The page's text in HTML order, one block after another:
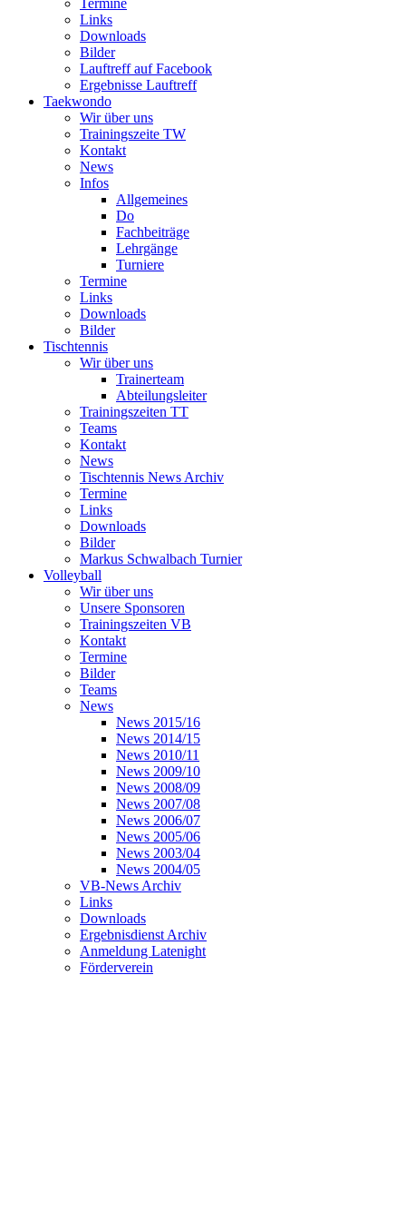
Links
Downloads
Bilder
Lauftreff auf Facebook
Ergebnisse Lauftreff
Taekwondo
Wir über uns
Trainingszeite TW
Kontakt
News
Infos
Allgemeines
Do
Fachbeiträge
Lehrgänge
Turniere
Termine
Links
Downloads
Bilder
Tischtennis
Wir über uns
Trainerteam
Abteilungsleiter
Trainingszeiten TT
Teams
Kontakt
News
Tischtennis News Archiv
Termine
Links
Downloads
Bilder
Markus Schwalbach Turnier
Volleyball
Wir über uns
Unsere Sponsoren
Trainingszeiten VB
Kontakt
Termine
Bilder
Teams
News
News 2015/16
News 2014/15
News 2010/11
News 2009/10
News 2008/09
News 2007/08
News 2006/07
News 2005/06
News 2003/04
News 2004/05
VB-News Archiv
Links
Downloads
Ergebnisdienst Archiv
Anmeldung Latenight
Förderverein